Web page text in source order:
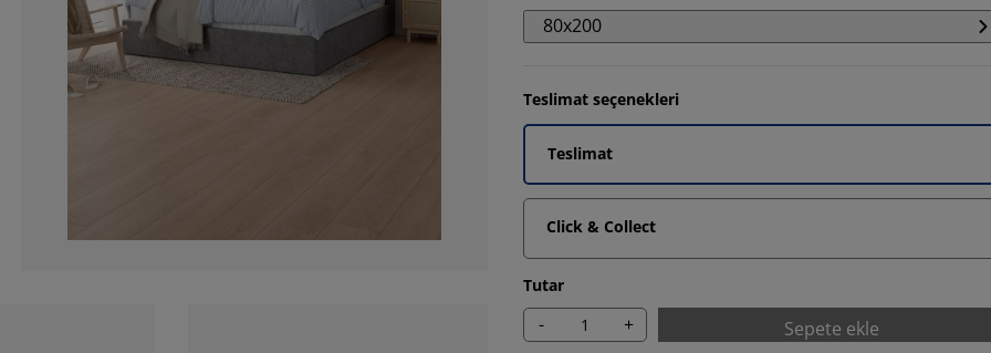
80x200
Teslimat seçenekleri
Teslimat
Click & Collect
Tutar
- + Sepete ekle